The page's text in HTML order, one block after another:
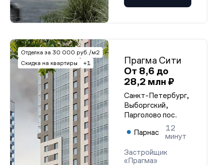
Отделка за 30 000 руб./м2
Скидка на квартиры
+1
Прагма Сити
От 8,6 до
28,2 млн ₽
Санкт-Петербург,
Выборгский,
Парголово пос.
Парнас
12
минут
Застройщик
«Прагма»